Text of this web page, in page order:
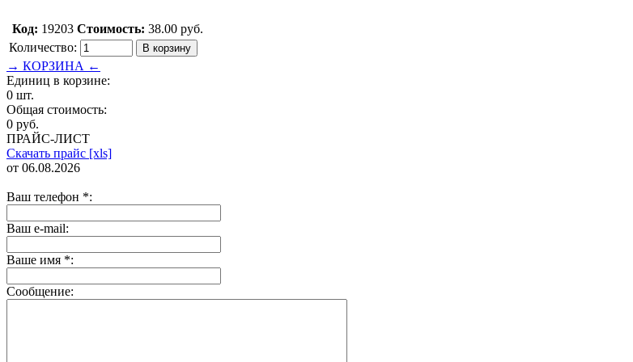
Код: 19203 Стоимость: 38.00 руб.
Количество:
→ КОРЗИНА ←
Единиц в корзине:
0 шт.
Общая стоимость:
0 руб.
ПРАЙС-ЛИСТ
Скачать прайс [xls]
от 06.08.2026
Ваш телефон *:
Ваш e-mail:
Ваше имя *:
Сообщение: